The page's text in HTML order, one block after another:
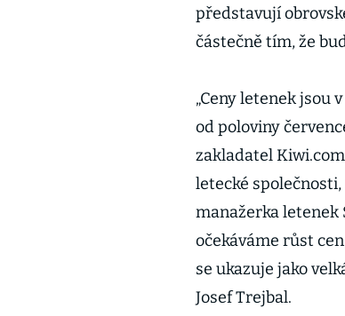
představují
částečně tím, že
„Ceny letenek jsou
od poloviny
zakladatel
letecké
manažerka letenek
očekáváme růst
se ukazuje jako
Josef Trejbal.